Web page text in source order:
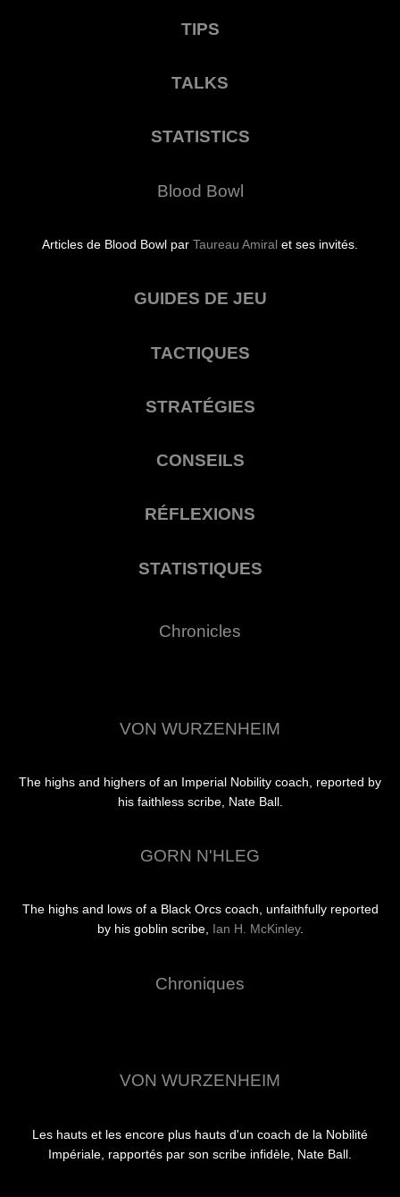
TIPS
TALKS
STATISTICS
Blood Bowl
Articles de Blood Bowl par Taureau Amiral et ses invités.
GUIDES DE JEU
TACTIQUES
STRATÉGIES
CONSEILS
RÉFLEXIONS
STATISTIQUES
Chronicles
VON WURZENHEIM
The highs and highers of an Imperial Nobility coach, reported by
his faithless scribe, Nate Ball.
GORN N'HLEG
The highs and lows of a Black Orcs coach, unfaithfully reported
by his goblin scribe, Ian H. McKinley.
Chroniques
VON WURZENHEIM
Les hauts et les encore plus hauts d'un coach de la Nobilité
Impériale, rapportés par son scribe infidèle, Nate Ball.